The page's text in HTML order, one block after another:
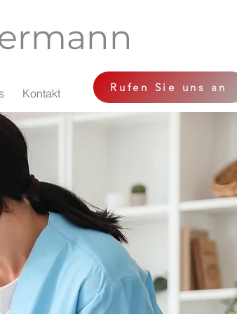
Kontakt Rufen Sie uns an